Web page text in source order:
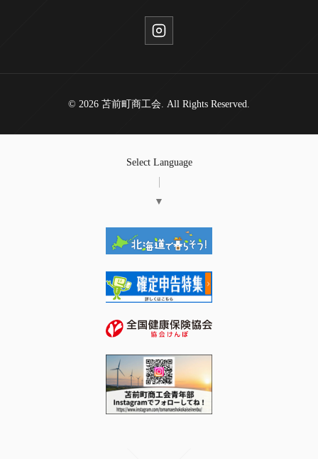
© 2026 苫前町商工会. All Rights Reserved.
Select Language
▼